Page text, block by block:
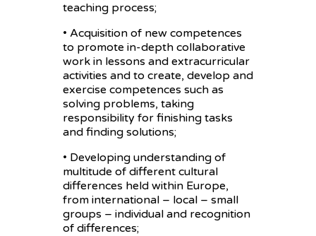
teaching process;
• Acquisition of new competences
to promote in-depth collaborative
work in lessons and extracurricular
activities and to create, develop and
exercise competences such as
solving problems, taking
responsibility for finishing tasks
and finding solutions;
• Developing understanding of
multitude of different cultural
differences held within Europe,
from international – local – small
groups – individual and recognition
of differences;